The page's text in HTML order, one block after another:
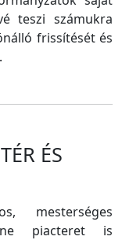
teszi számukra
frissítését és
ÉS
mesterséges
piacteret is